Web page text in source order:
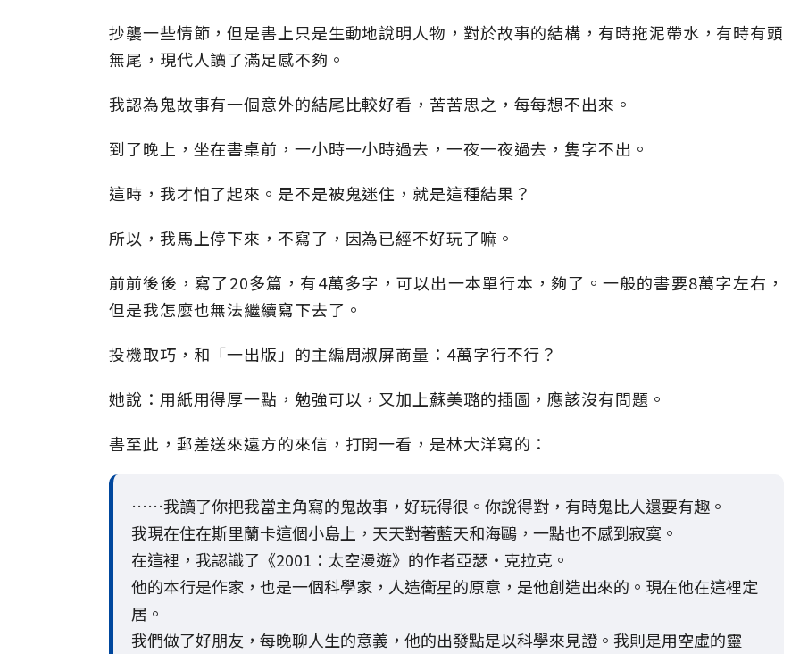
抄襲一些情節，但是書上只是生動地說明人物，對於故事的結構，有時拖泥帶水，有時有頭
無尾，現代人讀了滿足感不夠。
我認為鬼故事有一個意外的結尾比較好看，苦苦思之，每每想不出來。
到了晚上，坐在書桌前，一小時一小時過去，一夜一夜過去，隻字不出。
這時，我才怕了起來。是不是被鬼迷住，就是這種結果？
所以，我馬上停下來，不寫了，因為已經不好玩了嘛。
前前後後，寫了20多篇，有4萬多字，可以出一本單行本，夠了。一般的書要8萬字左右，
但是我怎麼也無法繼續寫下去了。
投機取巧，和「一出版」的主編周淑屏商量：4萬字行不行？
她說：用紙用得厚一點，勉強可以，又加上蘇美璐的插圖，應該沒有問題。
書至此，郵差送來遠方的來信，打開一看，是林大洋寫的：
……我讀了你把我當主角寫的鬼故事，好玩得很。你說得對，有時鬼比人還要有趣。
我現在住在斯里蘭卡這個小島上，天天對著藍天和海鷗，一點也不感到寂寞。
在這裡，我認識了《2001：太空漫遊》的作者亞瑟‧克拉克。
他的本行是作家，也是一個科學家，人造衛星的原意，是他創造出來的。現在他在這裡定
居。
我們做了好朋友，每晚聊人生的意義，他的出發點是以科學來見證。我則是用空虛的靈